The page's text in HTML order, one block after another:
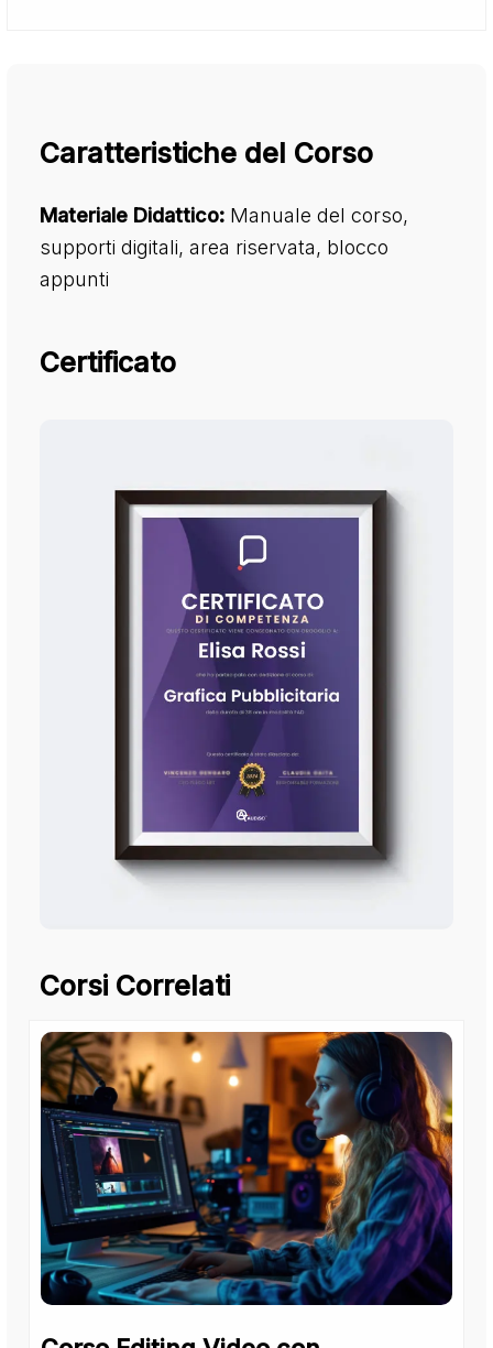
Caratteristiche del Corso
Materiale Didattico: Manuale del corso,
supporti digitali, area riservata, blocco
appunti
Certificato
Corsi Correlati